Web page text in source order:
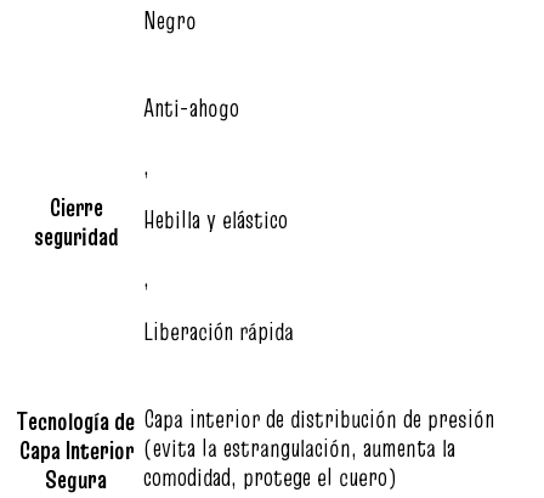
Negro
Cierre
seguridad
Anti-ahogo
,
Hebilla y elástico
,
Liberación rápida
Tecnología de
Capa Interior
Segura
Capa interior de distribución de presión
(evita la estrangulación, aumenta la
comodidad, protege el cuero)